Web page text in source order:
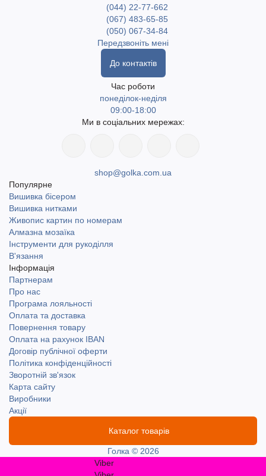
(044) 22-77-662
(067) 483-65-85
(050) 067-34-84
Передзвоніть мені
До контактів
Час роботи
понеділок-неділя
09:00-18:00
Ми в соціальних мережах:
shop@golka.com.ua
Популярне
Вишивка бісером
Вишивка нитками
Живопис картин по номерам
Алмазна мозаїка
Інструменти для рукоділля
В'язання
Інформація
Партнерам
Про нас
Програма лояльності
Оплата та доставка
Повернення товару
Оплата на рахунок IBAN
Договір публічної оферти
Політика конфіденційності
Зворотній зв'язок
Карта сайту
Виробники
Акції
Каталог товарів
Голка © 2026
Viber